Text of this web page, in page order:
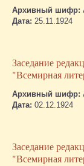
Архивный шифр:
Дата: 25.11.1924
Заседание
"Всемирная
Архивный шифр:
Дата: 02.12.1924
Заседание
"Всемирная